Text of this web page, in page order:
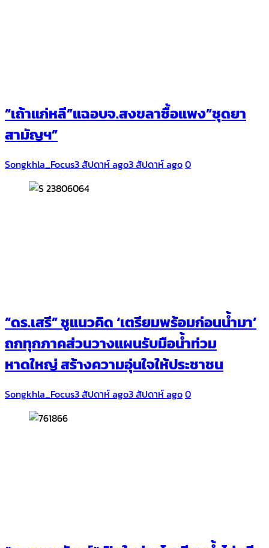
“เถ้าแก่หลี”แฉอบจ.สงขลาซื้อแพง”ชุดยา
สามัญฯ”
Songkhla_Focus3 สัปดาห์ ago3 สัปดาห์ ago0
“ดร.เสรี” ชูแนวคิด ‘เตรียมพร้อมก่อนน้ำมา’
ถกทุกภาคส่วนวางแผนรับมือน้ำท่วม
หาดใหญ่ สร้างความอุ่นใจให้ประชาชน
Songkhla_Focus3 สัปดาห์ ago3 สัปดาห์ ago0